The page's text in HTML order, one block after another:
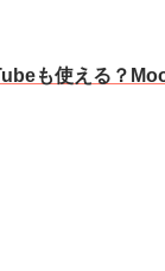
も使える？